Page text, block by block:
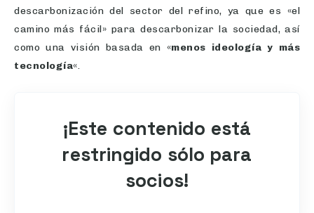
descarbonización del sector del refino, ya que es «el
camino más fácil» para descarbonizar la sociedad, así
como una visión basada en «menos ideología y más
tecnología«.
¡Este contenido está
restringido sólo para
socios!